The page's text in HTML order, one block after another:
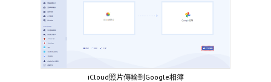
iCloud照片傳輸到Google相簿